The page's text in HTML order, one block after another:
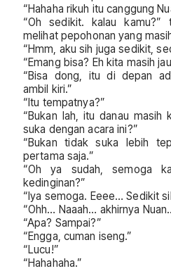
“Hahaha rikuh itu canggung
“Oh sedikit. kalau kamu?”
melihat pepohonan yang
“Hmm, aku sih juga sedikit,
“Emang bisa? Eh kita masih
“Bisa dong, itu di depan
ambil kiri.”
“Itu tempatnya?”
“Bukan lah, itu danau masih
suka dengan acara ini?”
“Bukan tidak suka lebih
pertama saja.”
“Oh ya sudah, semoga
kedinginan?”
“Iya semoga. Eeee… Sedikit
“Ohh… Naaah… akhirnya
“Apa? Sampai?”
“Engga, cuman iseng.”
“Lucu!”
“Hahahaha.”